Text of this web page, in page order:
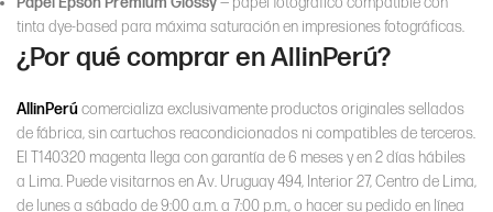
tinta dye-based para máxima saturación en impresiones fotográficas.
¿Por qué comprar en AllinPerú?
AllinPerúcomercializa exclusivamente productos originales sellados
de fábrica, sin cartuchos reacondicionados ni compatibles de terceros.
El T140320 magenta llega con garantía de 6 meses y en 2 días hábiles
a Lima. Puede visitarnos en Av. Uruguay 494, Interior 27, Centro de Lima,
de lunes a sábado de 9:00 a.m. a 7:00 p.m., o hacer su pedido en línea